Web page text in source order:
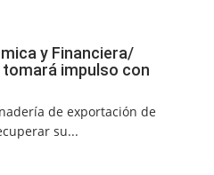
y Financiera/
tomará impulso con
de exportación de
su...